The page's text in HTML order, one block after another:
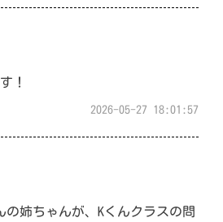
！
2026-05-27 18:01:57
の姉ちゃんが、Kくんクラスの問